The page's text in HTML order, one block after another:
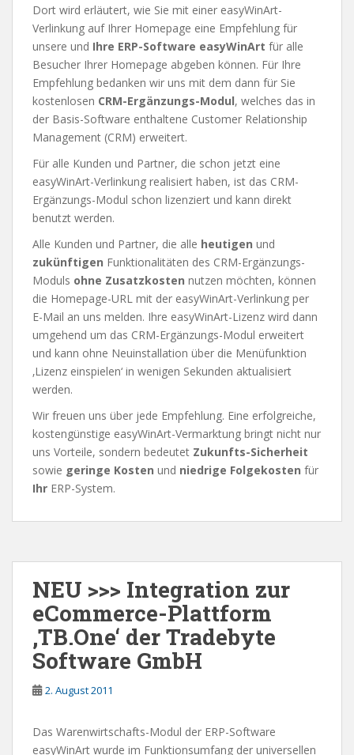
Dort wird erläutert, wie Sie mit einer easyWinArt-
Verlinkung auf Ihrer Homepage eine Empfehlung für
unsere und Ihre ERP-Software easyWinArt für alle
Besucher Ihrer Homepage abgeben können. Für Ihre
Empfehlung bedanken wir uns mit dem dann für Sie
kostenlosen CRM-Ergänzungs-Modul, welches das in
der Basis-Software enthaltene Customer Relationship
Management (CRM) erweitert.
Für alle Kunden und Partner, die schon jetzt eine
easyWinArt-Verlinkung realisiert haben, ist das CRM-
Ergänzungs-Modul schon lizenziert und kann direkt
benutzt werden.
Alle Kunden und Partner, die alle heutigen und
zukünftigen Funktionalitäten des CRM-Ergänzungs-
Moduls ohne Zusatzkosten nutzen möchten, können
die Homepage-URL mit der easyWinArt-Verlinkung per
E-Mail an uns melden. Ihre easyWinArt-Lizenz wird dann
umgehend um das CRM-Ergänzungs-Modul erweitert
und kann ohne Neuinstallation über die Menüfunktion
‚Lizenz einspielen‘ in wenigen Sekunden aktualisiert
werden.
Wir freuen uns über jede Empfehlung. Eine erfolgreiche,
kostengünstige easyWinArt-Vermarktung bringt nicht nur
uns Vorteile, sondern bedeutet Zukunfts-Sicherheit
sowie geringe Kosten und niedrige Folgekosten für
Ihr ERP-System.
NEU >>> Integration zur
eCommerce-Plattform
‚TB.One‘ der Tradebyte
Software GmbH
2. August 2011
Das Warenwirtschafts-Modul der ERP-Software
easyWinArt wurde im Funktionsumfang der universellen